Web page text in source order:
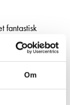
Om
fantastisk
fås i tre
2 og Spike 3.